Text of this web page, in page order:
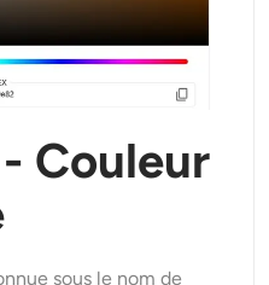
Couleur
sous le nom de